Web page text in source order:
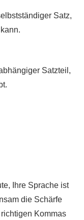
Satz,
Satzteil,
Ihre Sprache ist
die Schärfe
Kommas